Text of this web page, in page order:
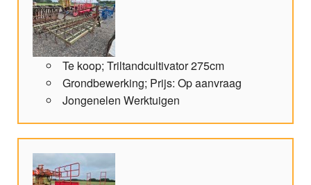
Te koop; Triltandcultivator 275cm
Grondbewerking; Prijs: Op aanvraag
Jongenelen Werktuigen